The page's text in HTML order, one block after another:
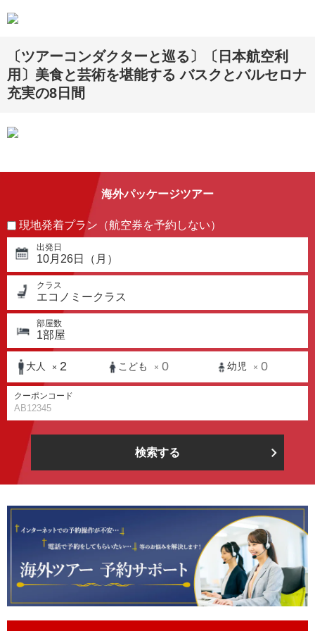
〔ツアーコンダクターと巡る〕〔日本航空利
用〕美食と芸術を堪能する バスクとバルセロナ
充実の8日間
海外パッケージツアー
現地発着プラン（航空券を予約しない）
出発日
10月26日（月）
クラス
エコノミークラス
部屋数
1部屋
大人 × 2 こども × 0 幼児 × 0
クーポンコード
検索する